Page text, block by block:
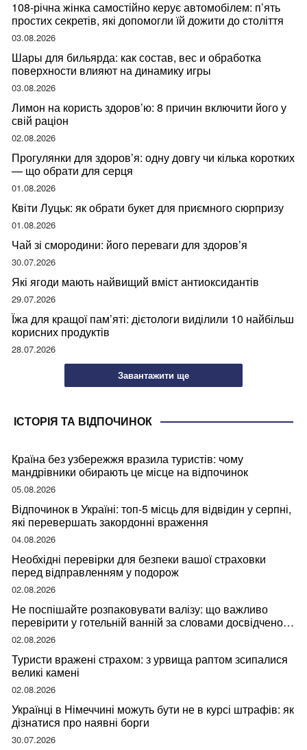
108-річна жінка самостійно керує автомобілем: п’ять
простих секретів, які допомогли їй дожити до століття
03.08.2026
Шары для бильярда: как состав, вес и обработка
поверхности влияют на динамику игры
03.08.2026
Лимон на користь здоров’ю: 8 причин включити його у
свій раціон
02.08.2026
Прогулянки для здоров’я: одну довгу чи кілька коротких
— що обрати для серця
01.08.2026
Квіти Луцьк: як обрати букет для приємного сюрпризу
01.08.2026
Чай зі смородини: його переваги для здоров’я
30.07.2026
Які ягоди мають найвищий вміст антиоксидантів
29.07.2026
Їжа для кращої пам’яті: дієтологи виділили 10 найбільш
корисних продуктів
28.07.2026
Завантажити ще
ІСТОРІЯ ТА ВІДПОЧИНОК
Країна без узбережжя вразила туристів: чому
мандрівники обирають це місце на відпочинок
05.08.2026
Відпочинок в Україні: топ-5 місць для відвідин у серпні,
які перевершать закордонні враження
04.08.2026
Необхідні перевірки для безпеки вашої страховки
перед відправленням у подорож
02.08.2026
Не поспішайте розпаковувати валізу: що важливо
перевірити у готельній ванній за словами досвідченої
мандрівниці
02.08.2026
Туристи вражені страхом: з урвища раптом зсипалися
великі камені
02.08.2026
Українці в Німеччині можуть бути не в курсі штрафів: як
дізнатися про наявні борги
30.07.2026